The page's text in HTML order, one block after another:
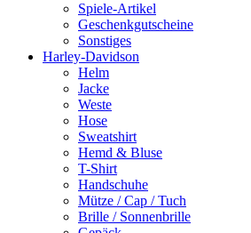
Spiele-Artikel
Geschenkgutscheine
Sonstiges
Harley-Davidson
Helm
Jacke
Weste
Hose
Sweatshirt
Hemd & Bluse
T-Shirt
Handschuhe
Mütze / Cap / Tuch
Brille / Sonnenbrille